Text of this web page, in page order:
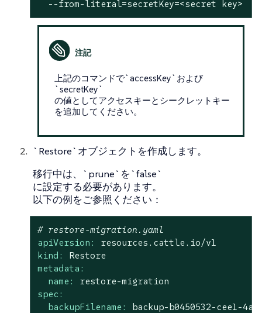
  --from-literal=secretKey=<secret key>
上記のコマンドで`accessKey`および
`secretKey`
の値としてアクセスキーとシークレットキー
を追加してください。
`Restore`オブジェクトを作成します。
移行中は、`prune`を`false`
に設定する必要があります。
以下の例をご参照ください：
# restore-migration.yaml
apiVersion:
resources.cattle.io/v1
kind:
Restore
metadata:
name:
restore-migration
spec:
backupFilename:
backup-b0450532-cee1-